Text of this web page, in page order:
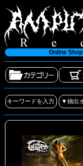
Online Shop